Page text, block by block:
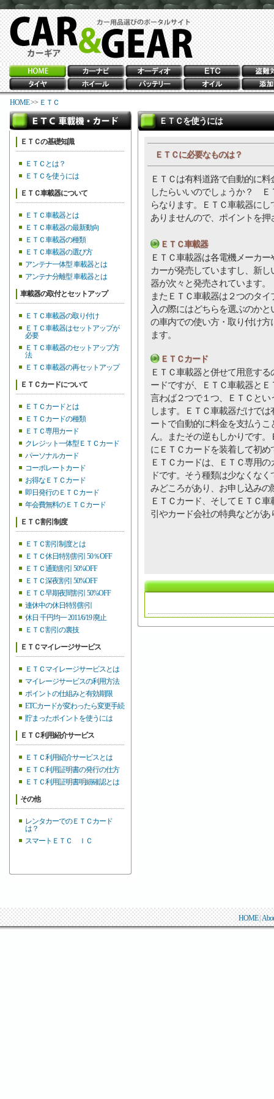
HOME>> ＥＴＣ
ＥＴＣの基礎知識
ＥＴＣとは？
ＥＴＣを使うには
ＥＴＣ車載器について
ＥＴＣ車載器とは
ＥＴＣ車載器の最新動向
ＥＴＣ車載器の種類
ＥＴＣ車載器の選び方
アンテナ一体型 車載器とは
アンテナ分離型 車載器とは
車載器の取付とセットアップ
ＥＴＣ車載器の取り付け
ＥＴＣ車載器はセットアップが
必要
ＥＴＣ車載器のセットアップ方
法
ＥＴＣ車載器の再セットアップ
ＥＴＣカードについて
ＥＴＣカードとは
ＥＴＣカードの種類
ＥＴＣ専用カード
クレジット一体型ＥＴＣカード
パーソナルカード
コーポレートカード
お得なＥＴＣカード
即日発行のＥＴＣカード
年会費無料のＥＴＣカード
ＥＴＣ割引制度
ＥＴＣ割引制度とは
ＥＴＣ休日特別割引 50％OFF
ＥＴＣ通勤割引 50%OFF
ＥＴＣ深夜割引 50%OFF
ＥＴＣ早期夜間割引 50%OFF
連休中の休日特別割引
休日 千円均一 2011/6/19 廃止
ＥＴＣ割引の裏技
ＥＴＣマイレージサービス
ＥＴＣマイレージサービスとは
マイレージサービスの利用方法
ポイントの仕組みと有効期限
ETCカードが変わったら変更手続
貯まったポイントを使うには
ＥＴＣ利用紹介サービス
ＥＴＣ利用紹介サービスとは
ＥＴＣ利用証明書の発行の仕方
ＥＴＣ利用証明書明細確認とは
その他
レンタカーでのＥＴＣカード
は？
スマートＥＴＣ ＩＣ
ＥＴＣを使うには
ＥＴＣに必要なものは？
ＥＴＣは有料道路で自動的に
したらいいのでしょうか？ Ｅ
らなります。ＥＴＣ車載器に
ありませんので、ポイントを
ＥＴＣ車載器
ＥＴＣ車載器は各電機メーカー
カーが発売していますし、新し
器が次々と発売されています。
またＥＴＣ車載器は２つのタイ
入の際にはどちらを選ぶのかと
の車内での使い方・取り付け方
ます。
ＥＴＣカード
ＥＴＣ車載器と併せて用意する
ードですが、ＥＴＣ車載器とＥ
言わば２つで１つ、ＥＴＣとい
します。ＥＴＣ車載器だけでは
ートで自動的に料金を支払うこ
ん。またその逆もしかりです。
にＥＴＣカードを装着して初
ＥＴＣカードは、ＥＴＣ専用
ドです。そう種類は少なくな
みどころがあり、お申し込み
ＥＴＣカード、そしてＥＴＣ
引やカード会社の特典などが
HOME|